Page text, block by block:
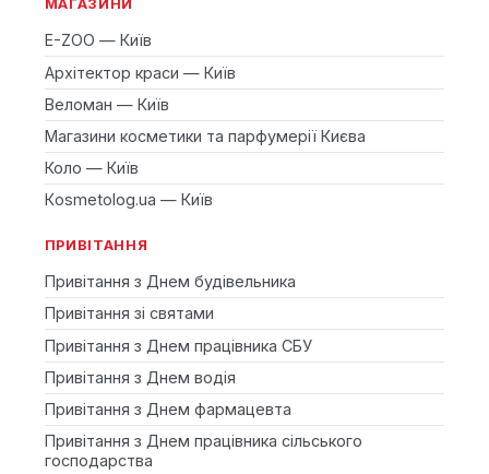
МАГАЗИНИ
E-ZOO — Київ
Архітектор краси — Київ
Веломан — Київ
Магазини косметики та парфумерії Києва
Коло — Київ
Кosmetolog.ua — Київ
ПРИВІТАННЯ
Привітання з Днем будівельника
Привітання зі святами
Привітання з Днем працівника СБУ
Привітання з Днем водія
Привітання з Днем фармацевта
Привітання з Днем працівника сільського
господарства